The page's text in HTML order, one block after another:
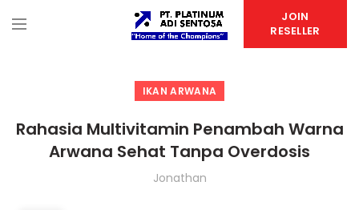
JOIN
RESELLER
IKAN ARWANA
Rahasia Multivitamin Penambah Warna
Arwana Sehat Tanpa Overdosis
Jonathan